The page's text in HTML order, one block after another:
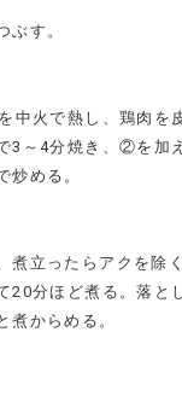
ぶす。
中火で熱し、鶏肉を
3～4分焼き、②を加
炒める。
煮立ったらアクを除
20分ほど煮る。落と
煮からめる。